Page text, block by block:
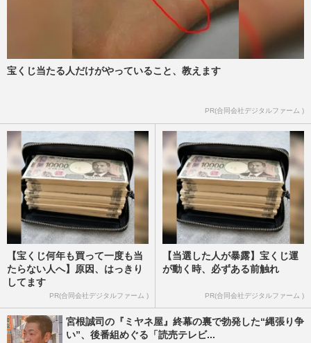
宝くじ当たる人だけがやっていること、教えます
PR(合同会社デジタルファーム )
【宝くじ何年も買って一度も当
たらない人へ】原因、はっきり
してます
PR(合同会社デジタルファーム )
【当選した人が暴露】宝くじ運
が動く時、必ずある前触れ
PR(合同会社デジタルファーム )
宮根誠司の『ミヤネ屋』終幕の裏で勃発した“縄張り争
い”、後番組めぐる「読売テレビ...